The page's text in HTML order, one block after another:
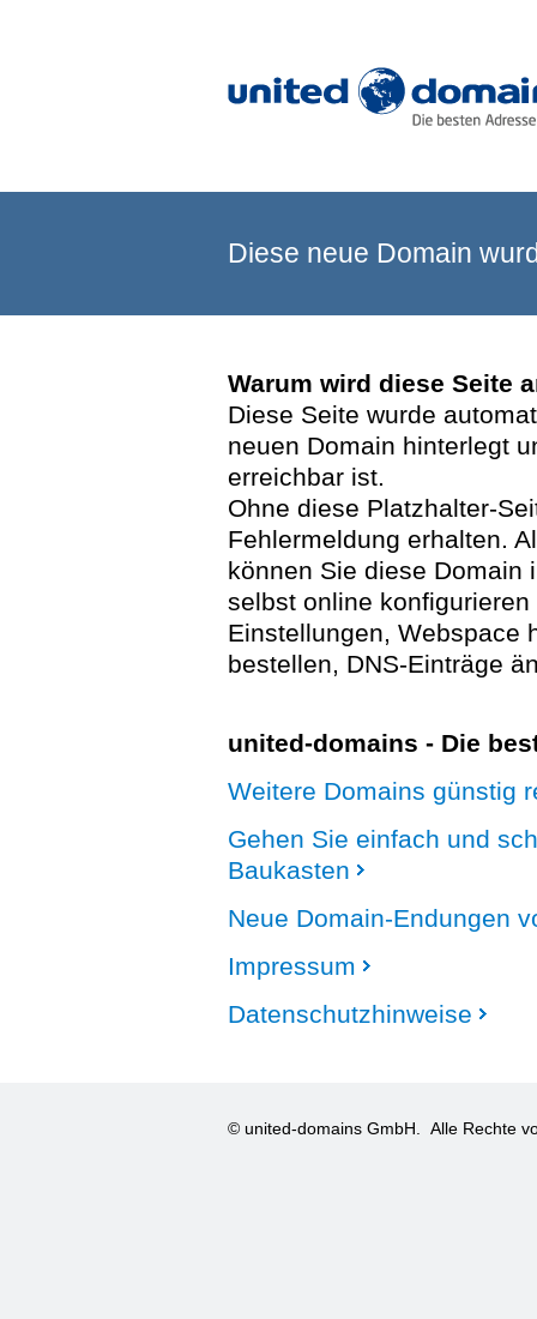
Diese neue Domain
Warum wird diese Seite
Diese Seite wurde
neuen Domain hinterlegt
erreichbar ist.
Ohne diese Platzhalter-
Fehlermeldung erhalten.
können Sie diese Domain
selbst online
Einstellungen, Webspace
bestellen, DNS-Einträge
united-domains - Die
Weitere Domains günstig
Gehen Sie einfach und
Baukasten
Neue Domain-Endungen
Impressum
Datenschutzhinweise
© united-domains GmbH. Alle Rechte